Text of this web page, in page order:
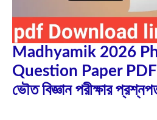
Madhyamik 2026
Question Paper PDF |
ভৌত বিজ্ঞান পরীক্ষার